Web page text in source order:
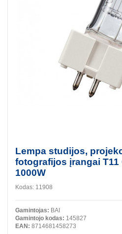
Lempa studijos,
fotografijos įrangai T11
1000W
Kodas: 11908
Gamintojas: BAI
Gamintojo kodas: 145827
EAN: 8714681458273